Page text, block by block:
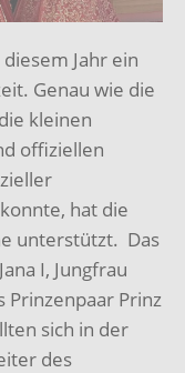
Jahr ein
Genau wie die
kleinen
offiziellen
hat die
unterstützt. Das
I, Jungfrau
Prinzenpaar Prinz
sich in der
des